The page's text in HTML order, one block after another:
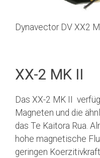
Dynavector DV XX2
XX-2 MK II
Das XX-2 MK II
Magneten und die
das Te Kaitora Rua.
hohe magnetische
geringen